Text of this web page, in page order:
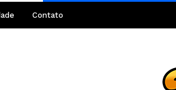
Contato